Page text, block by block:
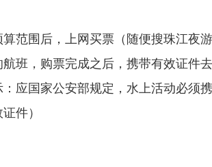
范围后，上网买票（随便搜珠江夜
班，购票完成之后，携带有效证件
应国家公安部规定，水上活动必须
件）